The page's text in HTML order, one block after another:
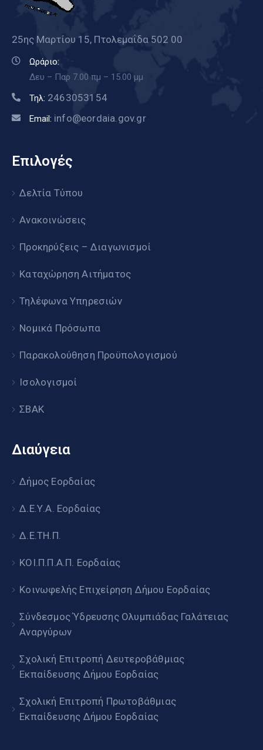
25ης Μαρτίου 15, Πτολεμαΐδα 502 00
Ωράριο:
Δευ – Παρ 7.00 πμ – 15.00 μμ
Τηλ: 2463053154
Email: info@eordaia.gov.gr
Επιλογές
Δελτία Τύπου
Ανακοινώσεις
Προκηρύξεις – Διαγωνισμοί
Καταχώρηση Αιτήματος
Τηλέφωνα Υπηρεσιών
Νομικά Πρόσωπα
Παρακολούθηση Προϋπολογισμού
Ισολογισμοί
ΣΒΑΚ
Διαύγεια
Δήμος Εορδαίας
Δ.Ε.Υ.Α. Εορδαίας
Δ.Ε.ΤΗ.Π.
ΚΟΙ.Π.Π.Α.Π. Εορδαίας
Κοινωφελής Επιχείρηση Δήμου Εορδαίας
Σύνδεσμος Ύδρευσης Ολυμπιάδας Γαλάτειας
Αναργύρων
Σχολική Επιτροπή Δευτεροβάθμιας
Εκπαίδευσης Δήμου Εορδαίας
Σχολική Επιτροπή Πρωτοβάθμιας
Εκπαίδευσης Δήμου Εορδαίας